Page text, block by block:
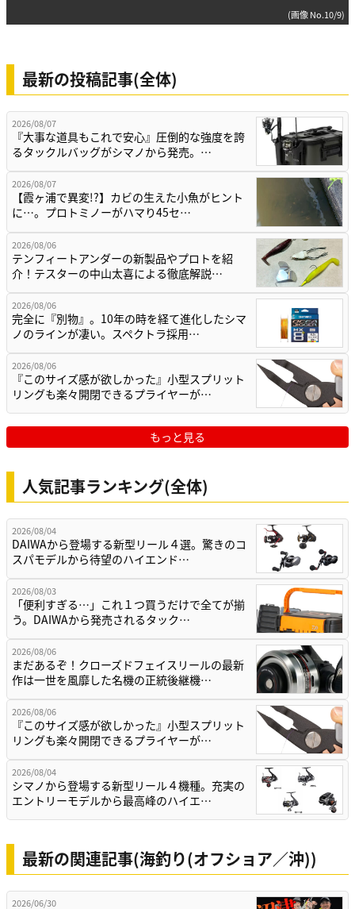
(画像 No.10/9)
最新の投稿記事(全体)
2026/08/07
『大事な道具もこれで安心』圧倒的な強度を誇
るタックルバッグがシマノから発売。…
2026/08/07
【霞ヶ浦で異変!?】カビの生えた小魚がヒント
に…。プロトミノーがハマり45セ…
2026/08/06
テンフィートアンダーの新製品やプロトを紹
介！テスターの中山太喜による徹底解説…
2026/08/06
完全に『別物』。10年の時を経て進化したシマ
ノのラインが凄い。スペクトラ採用…
2026/08/06
『このサイズ感が欲しかった』小型スプリット
リングも楽々開閉できるプライヤーが…
もっと見る
人気記事ランキング(全体)
2026/08/04
DAIWAから登場する新型リール４選。驚きのコ
スパモデルから待望のハイエンド…
2026/08/03
「便利すぎる…」これ１つ買うだけで全てが揃
う。DAIWAから発売されるタック…
2026/08/06
まだあるぞ！クローズドフェイスリールの最新
作は一世を風靡した名機の正統後継機…
2026/08/06
『このサイズ感が欲しかった』小型スプリット
リングも楽々開閉できるプライヤーが…
2026/08/04
シマノから登場する新型リール４機種。充実の
エントリーモデルから最高峰のハイエ…
最新の関連記事(海釣り(オフショア／沖))
2026/06/30